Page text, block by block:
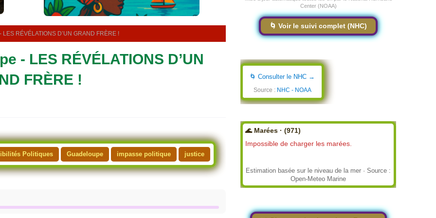
é
v
i
o
n
RÉVÉLATIONS D’UN GRAND FRÈRE !
- LES RÉVÉLATIONS D’UN
FRÈRE !
Politiques Guadeloupe impasse politique justice
Center (NOAA)
🌀 Voir le suivi complet (NHC)
🌀 Consulter le NHC →
Source : NHC - NOAA
🌊 Marées · (971)
Impossible de charger les marées.
Estimation basée sur le niveau de la mer · Source :
Open-Meteo Marine